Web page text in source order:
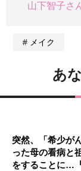
山下智子さ
メイク
あ
突然、「希少が
った母の看病と
をすることに…